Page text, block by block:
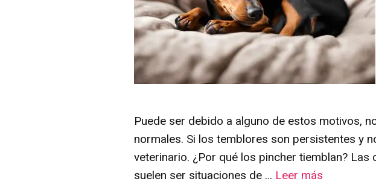
Puede ser debido a alguno de estos motivos,
normales. Si los temblores son persistentes y
veterinario. ¿Por qué los pincher tiemblan?
suelen ser situaciones de … Leer más